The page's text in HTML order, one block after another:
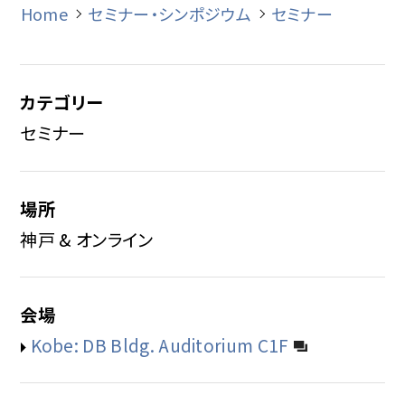
Home セミナー・シンポジウム セミナー
カテゴリー
セミナー
場所
神戸 & オンライン
会場
Kobe: DB Bldg. Auditorium C1F